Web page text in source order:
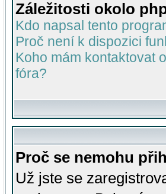
Záležitosti okolo
Kdo napsal tento
Proč není k dispozici
Koho mám kontaktovat
fóra?
Proč se nemohu
Už jste se